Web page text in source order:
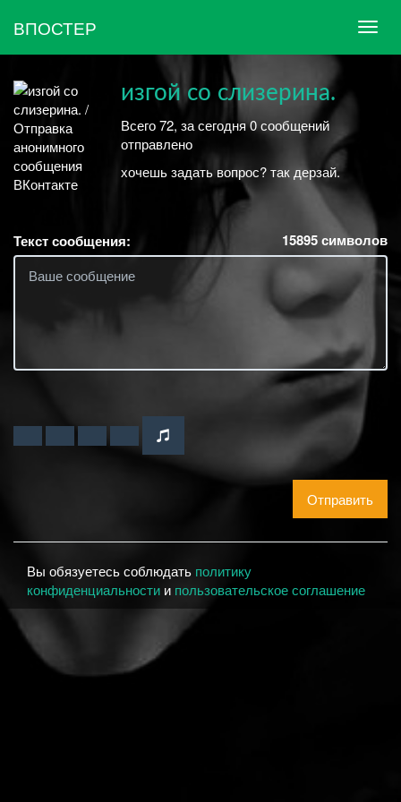
ВПОСТЕР
изгой со слизерина.
Всего 72, за сегодня 0 сообщений
отправлено
хочешь задать вопрос? так дерзай.
Текст сообщения: 15895символов
Отправить
Вы обязуетесь соблюдать политику
конфиденциальности и пользовательское соглашение